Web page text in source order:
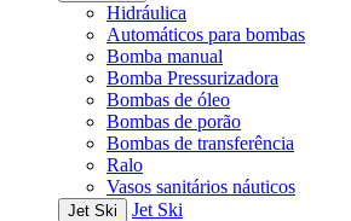
Hidráulica
Automáticos para bombas
Bomba manual
Bomba Pressurizadora
Bombas de óleo
Bombas de porão
Bombas de transferência
Ralo
Vasos sanitários náuticos
Jet Ski
Jet Ski